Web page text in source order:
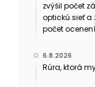
zvýšil počet
optickú sieť a
počet ocenení
6.8.2026
Rúra, ktorá